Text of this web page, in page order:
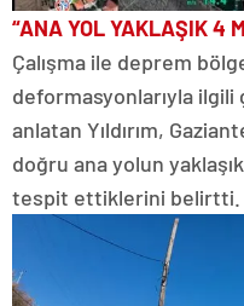
“ANA YOL YAKLAŞIK 4
Çalışma ile deprem
deformasyonlarıyla ilgili
anlatan Yıldırım,
doğru ana yolun
tespit ettiklerini belirtti.